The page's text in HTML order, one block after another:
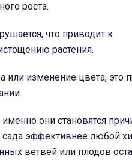
роста.
что приводит к
растения.
или изменение цвета, это
они становятся
сада эффективнее любой
ветвей или плодов